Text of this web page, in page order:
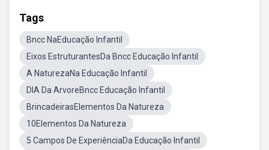
Tags
Bncc NaEducação Infantil
Eixos EstruturantesDa Bncc Educação Infantil
A NaturezaNa Educação Infantil
DIA Da ArvoreBncc Educação Infantil
BrincadeirasElementos Da Natureza
10Elementos Da Natureza
5 Campos De ExperiênciaDa Educação Infantil